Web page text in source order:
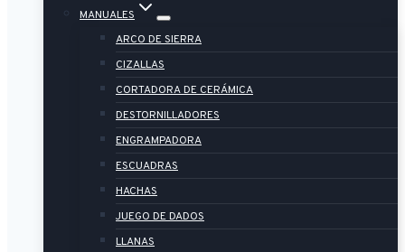
MANUALES
ARCO DE SIERRA
CIZALLAS
CORTADORA DE CERÁMICA
DESTORNILLADORES
ENGRAMPADORA
ESCUADRAS
HACHAS
JUEGO DE DADOS
LLANAS